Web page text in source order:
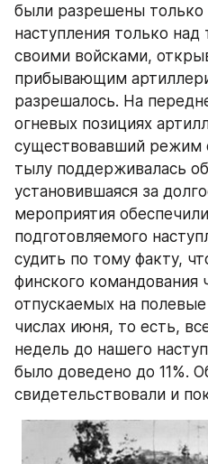
были разрешены только
наступления только
своими войсками,
прибывающим
разрешалось. На
огневых позициях
существовавший режим
тылу поддерживалась
установившаяся за
мероприятия
подготовляемого
судить по тому факту,
финского командования
отпускаемых на
числах июня, то есть,
недель до нашего
было доведено до 11%.
свидетельствовали и